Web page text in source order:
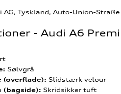
AG, Tyskland, Auto-Union-
- Audi A6
Sølvgrå
(overflade): Slidstærk velour
(bagside): Skridsikker tuft